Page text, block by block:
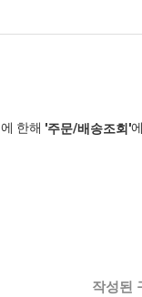
한해 '주문/배송조회'
작성된